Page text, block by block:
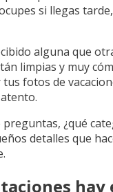
si llegas
alguna que
limpias y muy
fotos de
¿qué
detalles que
hay